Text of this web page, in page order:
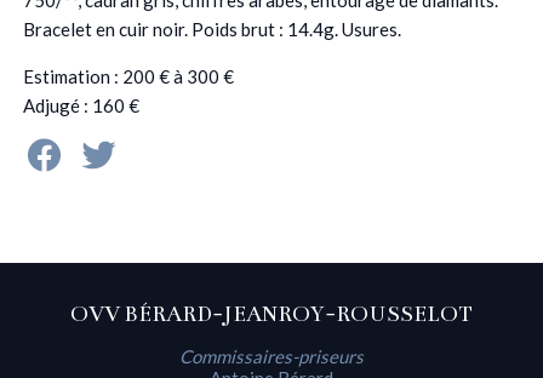
Bracelet en cuir noir. Poids brut : 14.4g. Usures.
Estimation : 200 € à 300 €
Adjugé : 160 €
OVV BÉRARD-JEANROY-ROUSSELOT
Commissaires-priseurs